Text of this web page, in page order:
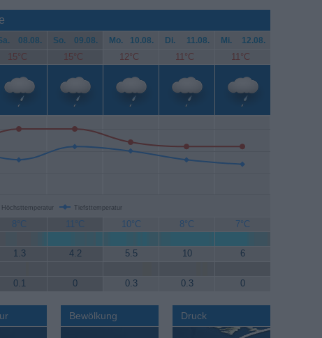
08.08. So. 09.08. Mo. 10.08. Di. 11.08. Mi. 12.08.
15°C 15°C 12°C 11°C 11°C
Höchsttemperatur Tiefsttemperatur
8°C 11°C 10°C 8°C 7°C
1.3 4.2 5.5 10 6
0.1 0 0.3 0.3 0
Bewölkung Druck